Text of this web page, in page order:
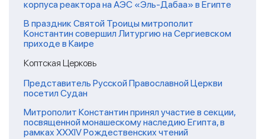
корпуса реактора на АЭС «Эль-Дабаа» в Египте
В праздник Святой Троицы митрополит
Константин совершил Литургию на Сергиевском
приходе в Каире
Коптская Церковь
Представитель Русской Православной Церкви
посетил Судан
Митрополит Константин принял участие в секции,
посвященной монашескому наследию Египта, в
рамках XXXIV Рождественских чтений